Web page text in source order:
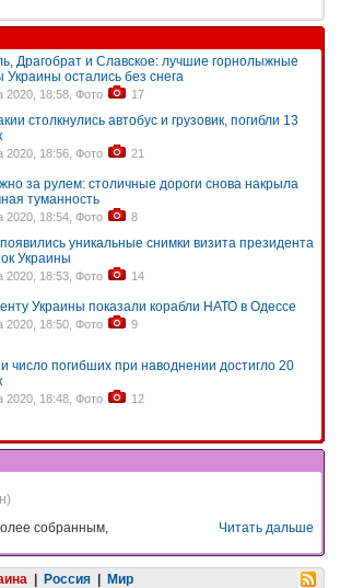
Драгобрат и Славское: лучшие горнолыжные
Украины остались без снега
2020, 18:58, Фото 17
столкнулись автобус и грузовик, погибли 13
2020, 18:56, Фото 21
за рулем: столичные дороги снова накрыла
туманность
2020, 18:54, Фото 8
уникальные снимки визита президента
Украины
2020, 18:53, Фото 14
Украины показали корабли НАТО в Одессе
2020, 18:50, Фото 9
число погибших при наводнении достигло 20
2020, 18:48, Фото 12
собранным, Читать дальше
| Россия | Мир